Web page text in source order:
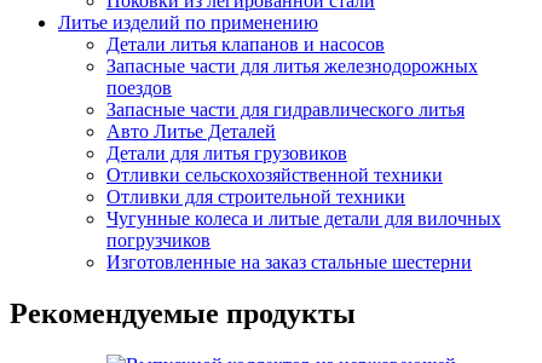
Литье изделий по применению
Детали литья клапанов и насосов
Запасные части для литья железнодорожных
поездов
Запасные части для гидравлического литья
Авто Литье Деталей
Детали для литья грузовиков
Отливки сельскохозяйственной техники
Отливки для строительной техники
Чугунные колеса и литые детали для вилочных
погрузчиков
Изготовленные на заказ стальные шестерни
Рекомендуемые продукты